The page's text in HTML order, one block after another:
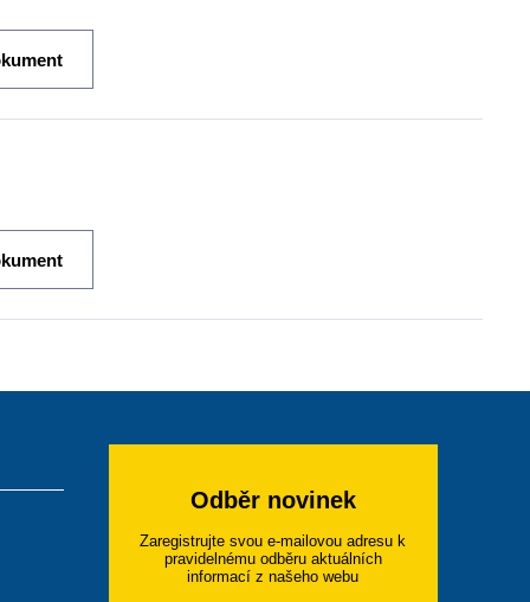
Odběr novinek
Zaregistrujte svou e-mailovou adresu k
pravidelnému odběru aktuálních
informací z našeho webu